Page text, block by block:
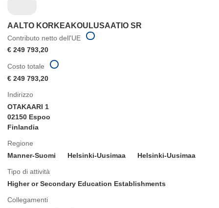
AALTO KORKEAKOULUSAATIO SR
Contributo netto dell'UE
€ 249 793,20
Indirizzo
OTAKAARI 1
02150 Espoo
Finlandia
Regione
Manner-Suomi
Helsinki-Uusimaa Helsinki-Uusimaa
Tipo di attività
Higher or Secondary Education Establishments
Collegamenti
Costo totale
€ 249 793,20